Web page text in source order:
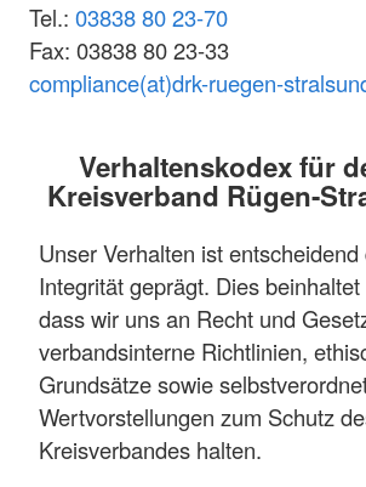
Tel.: 03838 80 23-70
Fax: 03838 80 23-33
compliance(at)drk-ruegen-
Verhaltenskodex für
Kreisverband Rügen-
Unser Verhalten ist entscheidend
Integrität geprägt. Dies
dass wir uns an Recht und
verbandsinterne Richtlinien,
Grundsätze sowie
Wertvorstellungen zum Schutz
Kreisverbandes halten.